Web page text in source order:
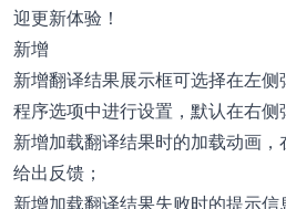
迎更新体验！
新增
新增翻译结果展示框可选择在左
程序选项中进行设置，默认在右侧
新增加载翻译结果时的加载动画
给出反馈；
新增加载翻译结果失败时的提示信